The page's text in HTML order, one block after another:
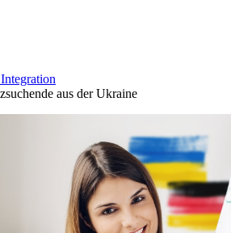
aus der Ukraine